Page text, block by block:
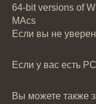
64-bit versions of
MАcs
Если вы не
Если у вас есть
Вы можете также